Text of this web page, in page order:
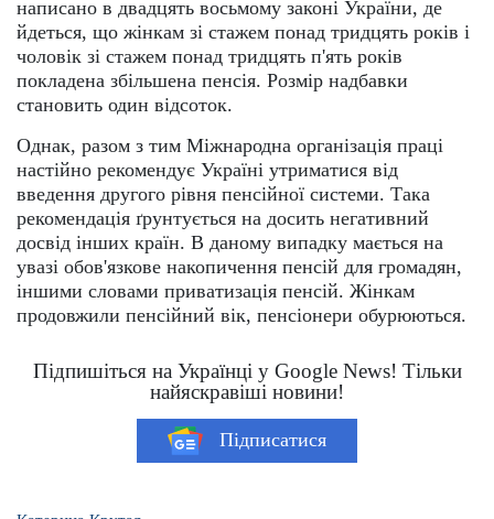
написано в двадцять восьмому законі України, де
йдеться, що жінкам зі стажем понад тридцять років і
чоловік зі стажем понад тридцять п'ять років
покладена збільшена пенсія. Розмір надбавки
становить один відсоток.
Однак, разом з тим Міжнародна організація праці
настійно рекомендує Україні утриматися від
введення другого рівня пенсійної системи. Така
рекомендація ґрунтується на досить негативний
досвід інших країн. В даному випадку мається на
увазі обов'язкове накопичення пенсій для громадян,
іншими словами приватизація пенсій. Жінкам
продовжили пенсійний вік, пенсіонери обурюються.
Підпишіться на Українці у Google News! Тільки
найяскравіші новини!
Підписатися